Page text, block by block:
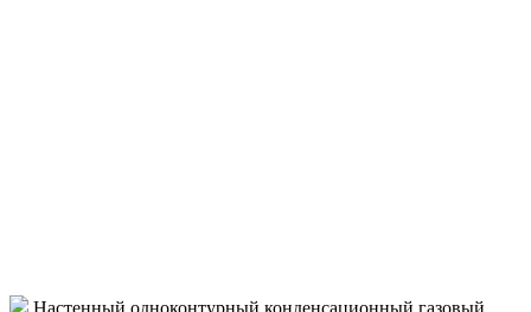
Настенный одноконтурный конденсационный газовый